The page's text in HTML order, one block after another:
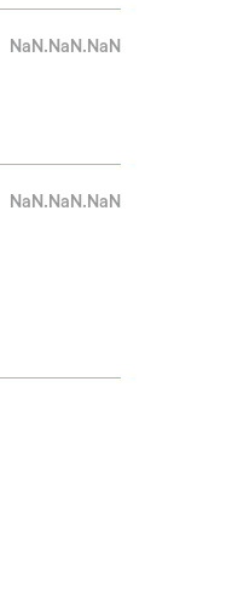
NaN.NaN.NaN
NaN.NaN.NaN